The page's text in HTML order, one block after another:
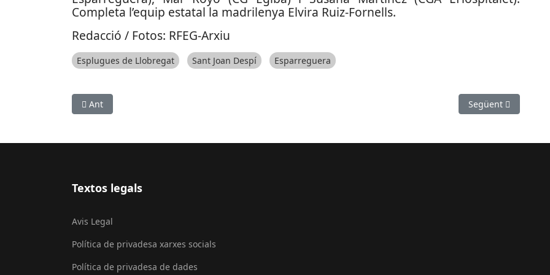
Completa l’equip estatal la madrilenya Elvira Ruiz-Fornells.
Redacció / Fotos: RFEG-Arxiu
Esplugues de Llobregat Sant Joan Despí Esparreguera
Article anterior: La santjoanenca Alba Petisco acaba cinquena a l’Europeu
Ant Article següent:
Següent
Textos legals
Avis Legal
Política de privadesa xarxes socials
Política de privadesa de dades